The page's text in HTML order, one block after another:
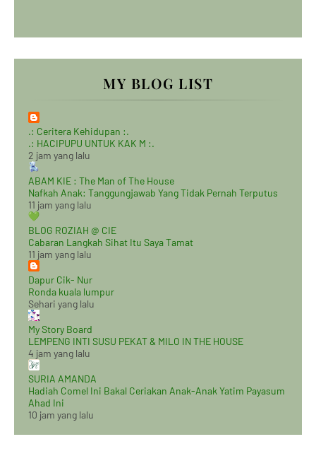
MY BLOG LIST
.: Ceritera Kehidupan :.
.: HACIPUPU UNTUK KAK M :.
2 jam yang lalu
ABAM KIE : The Man of The House
Nafkah Anak: Tanggungjawab Yang Tidak Pernah Terputus
11 jam yang lalu
BLOG ROZIAH @ CIE
Cabaran Langkah Sihat Itu Saya Tamat
11 jam yang lalu
Dapur Cik- Nur
Ronda kuala lumpur
Sehari yang lalu
My Story Board
LEMPENG INTI SUSU PEKAT & MILO IN THE HOUSE
4 jam yang lalu
SURIA AMANDA
Hadiah Comel Ini Bakal Ceriakan Anak-Anak Yatim Payasum
Ahad Ini
10 jam yang lalu